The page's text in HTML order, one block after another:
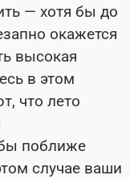
— хотя бы до
окажется
высокая
в этом
что лето
поближе
случае ваши